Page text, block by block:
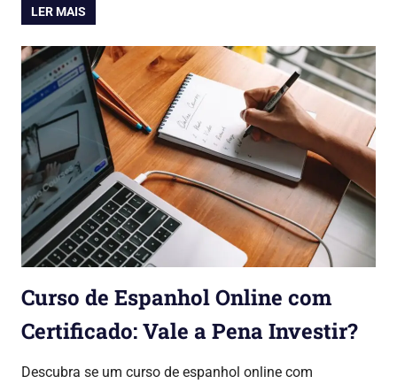
LER MAIS
Curso de Espanhol Online com
Certificado: Vale a Pena Investir?
Descubra se um curso de espanhol online com